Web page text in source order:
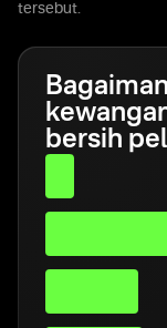
tersebut.
bersih